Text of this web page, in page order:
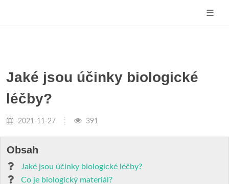
Jaké jsou účinky biologické
léčby?
2021-11-27 391
Obsah
Jaké jsou účinky biologické léčby?
Co je biologický materiál?